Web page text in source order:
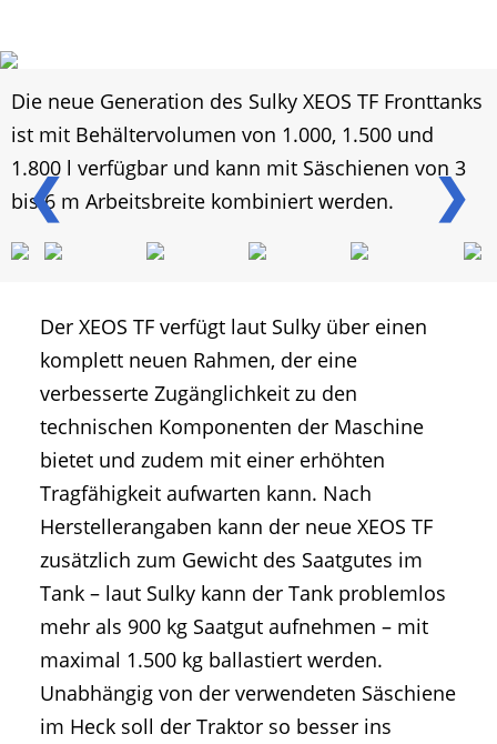
❮ ❯
Die neue Generation des Sulky XEOS TF Fronttanks
ist mit Behältervolumen von 1.000, 1.500 und
1.800 l verfügbar und kann mit Säschienen von 3
bis 6 m Arbeitsbreite kombiniert werden.
Der XEOS TF verfügt laut Sulky über einen
komplett neuen Rahmen, der eine
verbesserte Zugänglichkeit zu den
technischen Komponenten der Maschine
bietet und zudem mit einer erhöhten
Tragfähigkeit aufwarten kann. Nach
Herstellerangaben kann der neue XEOS TF
zusätzlich zum Gewicht des Saatgutes im
Tank – laut Sulky kann der Tank problemlos
mehr als 900 kg Saatgut aufnehmen – mit
maximal 1.500 kg ballastiert werden.
Unabhängig von der verwendeten Säschiene
im Heck soll der Traktor so besser ins